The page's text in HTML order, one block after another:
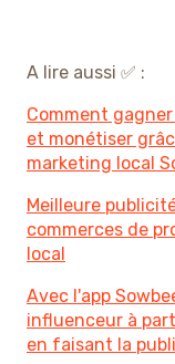
A lire aussi ✅ :
Comment
et monétiser
marketing local
Meilleure
commerces de
local
Avec l'app
influenceur à
en faisant la